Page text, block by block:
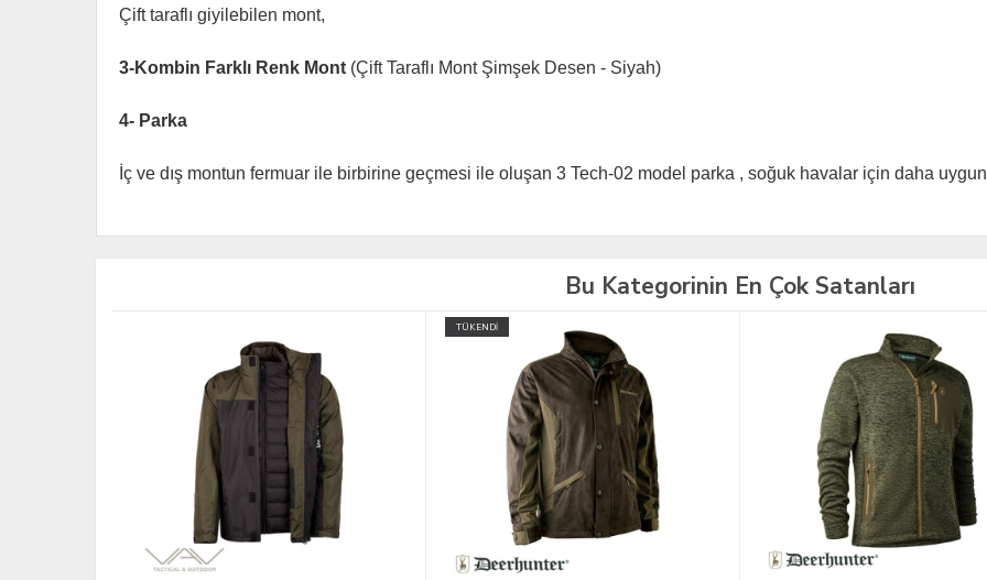
Çift taraflı giyilebilen mont,
3-Kombin Farklı Renk Mont (Çift Taraflı Mont Şimşek Desen - Siyah)
4- Parka
İç ve dış montun fermuar ile birbirine geçmesi ile oluşan 3 Tech-02 model parka , soğuk havalar için daha
Bu Kategorinin En Çok Satanları